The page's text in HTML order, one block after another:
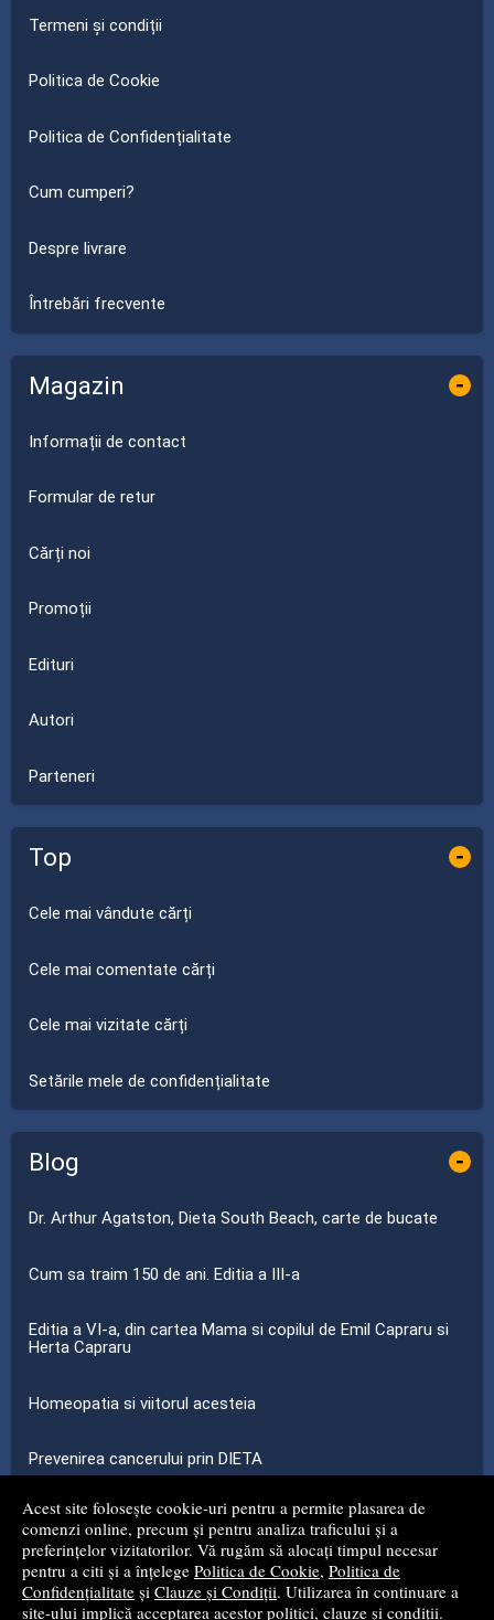
Acest site folosește cookie-uri pentru a permite plasarea de
comenzi online, precum și pentru analiza traficului și a
preferințelor vizitatorilor. Vă rugăm să alocați timpul necesar
pentru a citi și a înțelege Politica de Cookie, Politica de
Confidențialitate și Clauze și Condiții. Utilizarea în continuare a
site-ului implică acceptarea acestor politici, clauze și condiții.
Termeni și condiții
Politica de Cookie
Politica de Confidențialitate
Cum cumperi?
Despre livrare
Întrebări frecvente
Magazin -
Informații de contact
Formular de retur
Cărți noi
Promoții
Edituri
Autori
Parteneri
Top -
Cele mai vândute cărți
Cele mai comentate cărți
Cele mai vizitate cărți
Setările mele de confidențialitate
Blog -
Dr. Arthur Agatston, Dieta South Beach, carte de bucate
Cum sa traim 150 de ani. Editia a III-a
Editia a VI-a, din cartea Mama si copilul de Emil Capraru si
Herta Capraru
Homeopatia si viitorul acesteia
Prevenirea cancerului prin DIETA
...toate știrile
© 2008 - 2026S.C. MG NET DISTRIBUTION S.R.L.